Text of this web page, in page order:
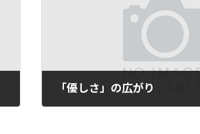
「優しさ」の広がり